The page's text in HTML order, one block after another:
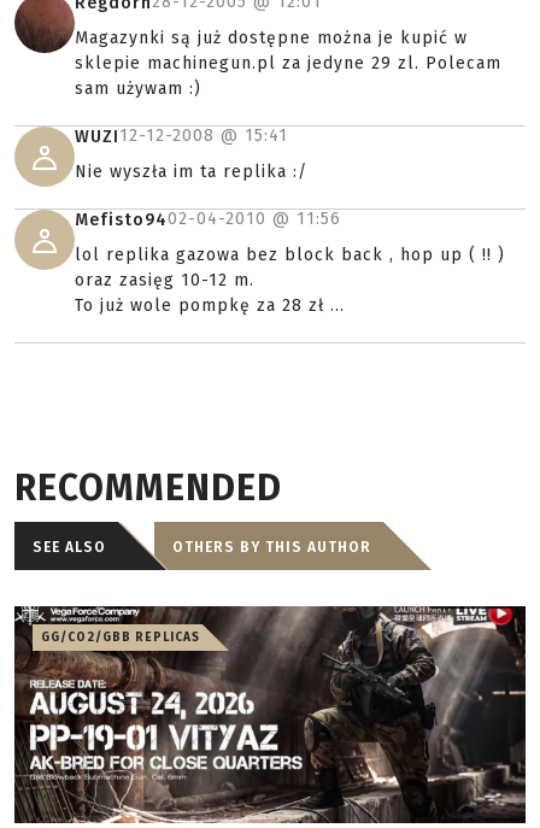
Magazynki są już dostępne można je kupić w
sklepie machinegun.pl za jedyne 29 zl. Polecam
sam używam :)
WUZI12-12-2008 @ 15:41
Nie wyszła im ta replika :/
Mefisto9402-04-2010 @ 11:56
lol replika gazowa bez block back , hop up ( !! )
oraz zasięg 10-12 m.
To już wole pompkę za 28 zł ...
RECOMMENDED
SEE ALSO OTHERS BY THIS AUTHOR
GG/CO2/GBB REPLICAS